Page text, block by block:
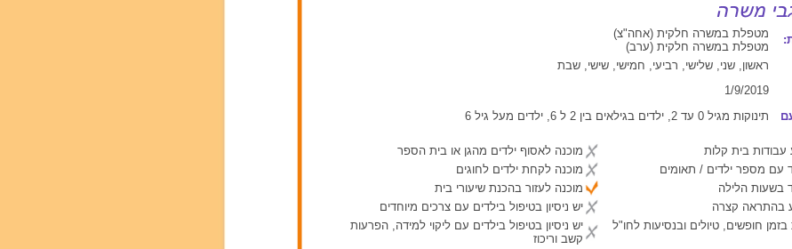
מטפלת במשרה חלקית (אחה"צ)
מטפלת במשרה חלקית (ערב)
ראשון, שני, שלישי, רביעי, חמישי, שישי, שבת
1/9/2019
תינוקות מגיל 0 עד 2, ילדים בגילאים בין 2 ל 6, ילדים מעל גיל 6
עבודות בית קלות
עם מספר ילדים / תאומים
בשעות הלילה
בהתראה קצרה
בזמן חופשים, טיולים ובנסיעות לחו"ל
מוכנה לאסוף ילדים מהגן או בית הספר
מוכנה לקחת ילדים לחוגים
מוכנה לעזור בהכנת שיעורי בית
יש ניסיון בטיפול בילדים עם צרכים מיוחדים
יש ניסיון בטיפול בילדים עם ליקוי למידה, הפרעות
קשב וריכוז